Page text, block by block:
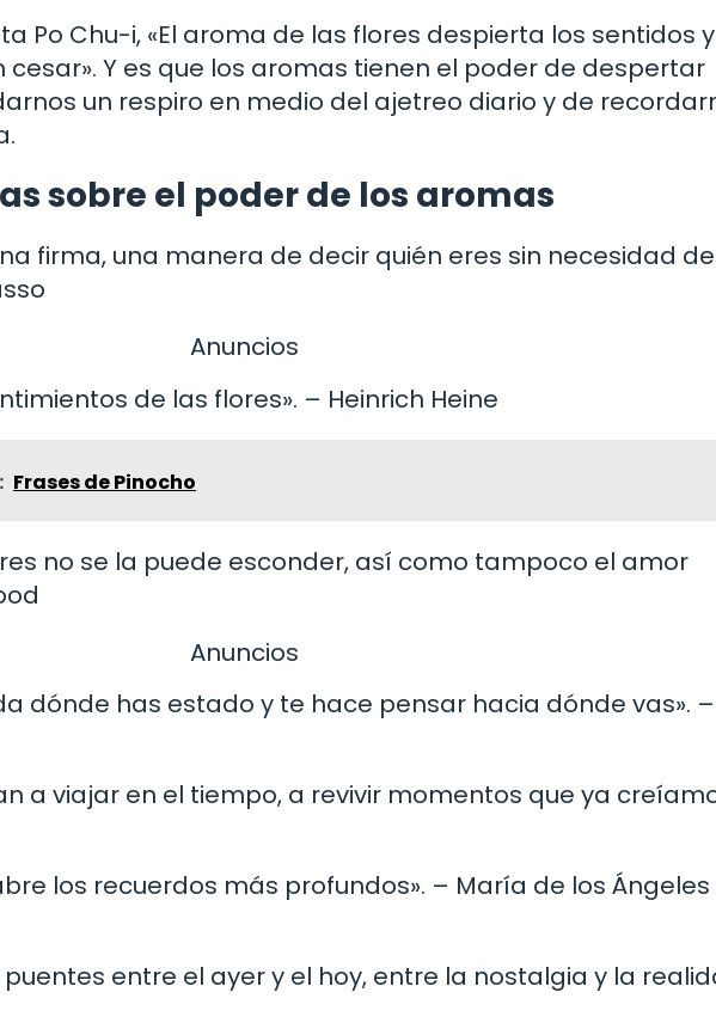
Po Chu-i, «El aroma de las flores despierta los sentidos
cesar». Y es que los aromas tienen el poder de despertar
un respiro en medio del ajetreo diario y de
sobre el poder de los aromas
firma, una manera de decir quién eres sin necesidad de
Anuncios
de las flores». – Heinrich Heine
Frases de Pinocho
no se la puede esconder, así como tampoco el amor
Anuncios
dónde has estado y te hace pensar hacia dónde vas». –
a viajar en el tiempo, a revivir momentos que ya
los recuerdos más profundos». – María de los Ángeles
puentes entre el ayer y el hoy, entre la nostalgia y la